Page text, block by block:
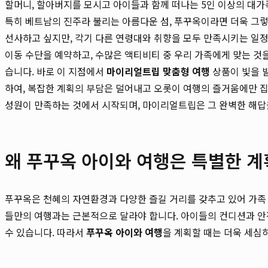
할머니, 할아버지를 모시고 아이들과 함께 떠나는 5인 이상의 대
특히 베트남의 진주라 불리는 아름다운 섬, 푸꾸옥이라면 더욱
선사하고 싶지만, 각기 다른 연령대와 취향을 모두 만족시키는
이동 수단을 예약하고, 수많은 액티비티 중 우리 가족에게 맞는
습니다. 바로 이 지점에서 마이리얼트립 맞춤형 여행 상품이 빛을
하여, 복잡한 계획의 부담은 덜어내고 오롯이 여행의 즐거움에만
성원이 만족하는 것에서 시작되며, 마이리얼트립은 그 완벽한 해
왜 푸꾸옥 아이와 여행은 특별한
푸꾸옥은 천혜의 자연환경과 다양한 즐길 거리를 갖추고 있어 가
들만의 여행과는 근본적으로 달라야 합니다. 아이들의 컨디션과
수 있습니다. 따라서 푸꾸옥 아이와 여행을 계획할 때는 더욱 세심